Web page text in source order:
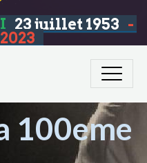
23 juillet 1953 -
100eme